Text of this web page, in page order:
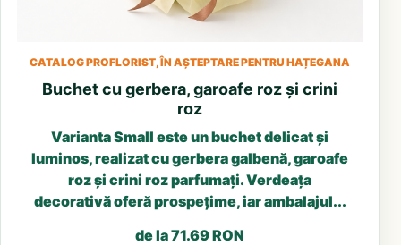
CATALOG PROFLORIST, ÎN AȘTEPTARE PENTRU HAȚEGANA
Buchet cu gerbera, garoafe roz și crini
roz
Varianta Small este un buchet delicat și
luminos, realizat cu gerbera galbenă, garoafe
roz și crini roz parfumați. Verdeața
decorativă oferă prospețime, iar ambalajul...
de la 71.69 RON